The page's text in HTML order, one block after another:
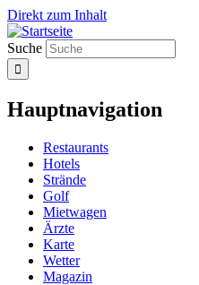
Direkt zum Inhalt
Suche
Hauptnavigation
Restaurants
Hotels
Strände
Golf
Mietwagen
Ärzte
Karte
Wetter
Magazin